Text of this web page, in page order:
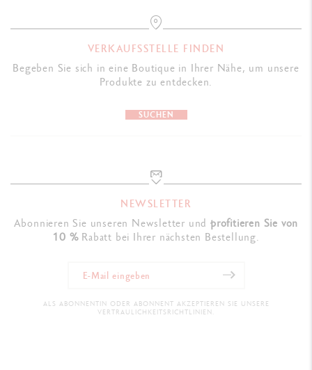
VERKAUFSSTELLE FINDEN
Begeben Sie sich in eine Boutique in Ihrer Nähe, um unsere
Produkte zu entdecken.
SUCHEN
NEWSLETTER
Abonnieren Sie unseren Newsletter undprofitieren Sie von
10 %Rabatt bei Ihrer nächsten Bestellung.
ALS ABONNENTIN ODER ABONNENT AKZEPTIEREN SIE UNSERE
VERTRAULICHKEITSRICHTLINIEN.